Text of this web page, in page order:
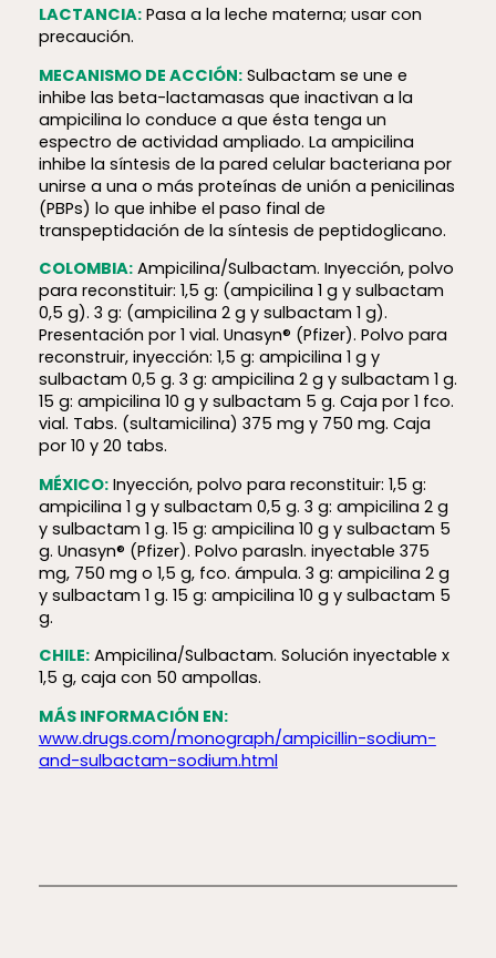
LACTANCIA:Pasa a la leche materna; usar con
precaución.
MECANISMO DE ACCIÓN:Sulbactam se une e
inhibe las beta-lactamasas que inactivan a la
ampicilina lo conduce a que ésta tenga un
espectro de actividad ampliado. La ampicilina
inhibe la síntesis de la pared celular bacteriana por
unirse a una o más proteínas de unión a penicilinas
(PBPs) lo que inhibe el paso final de
transpeptidación de la síntesis de peptidoglicano.
COLOMBIA:Ampicilina/Sulbactam. Inyección, polvo
para reconstituir: 1,5 g: (ampicilina 1 g y sulbactam
0,5 g). 3 g: (ampicilina 2 g y sulbactam 1 g).
Presentación por 1 vial. Unasyn® (Pfizer). Polvo para
reconstruir, inyección: 1,5 g: ampicilina 1 g y
sulbactam 0,5 g. 3 g: ampicilina 2 g y sulbactam 1 g.
15 g: ampicilina 10 g y sulbactam 5 g. Caja por 1 fco.
vial. Tabs. (sultamicilina) 375 mg y 750 mg. Caja
por 10 y 20 tabs.
MÉXICO:Inyección, polvo para reconstituir: 1,5 g:
ampicilina 1 g y sulbactam 0,5 g. 3 g: ampicilina 2 g
y sulbactam 1 g. 15 g: ampicilina 10 g y sulbactam 5
g. Unasyn® (Pfizer). Polvo parasln. inyectable 375
mg, 750 mg o 1,5 g, fco. ámpula. 3 g: ampicilina 2 g
y sulbactam 1 g. 15 g: ampicilina 10 g y sulbactam 5
g.
CHILE:Ampicilina/Sulbactam. Solución inyectable x
1,5 g, caja con 50 ampollas.
MÁS INFORMACIÓN EN:
www.drugs.com/monograph/ampicillin-sodium-
and-sulbactam-sodium.html